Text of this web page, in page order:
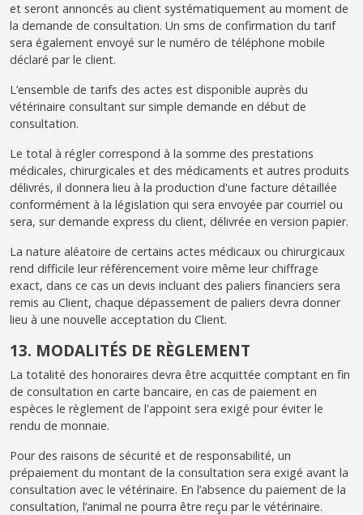
et seront annoncés au client systématiquement au moment de
la demande de consultation. Un sms de confirmation du tarif
sera également envoyé sur le numéro de téléphone mobile
déclaré par le client.
L’ensemble de tarifs des actes est disponible auprès du
vétérinaire consultant sur simple demande en début de
consultation.
Le total à régler correspond à la somme des prestations
médicales, chirurgicales et des médicaments et autres produits
délivrés, il donnera lieu à la production d'une facture détaillée
conformément à la législation qui sera envoyée par courriel ou
sera, sur demande express du client, délivrée en version papier.
La nature aléatoire de certains actes médicaux ou chirurgicaux
rend difficile leur référencement voire même leur chiffrage
exact, dans ce cas un devis incluant des paliers financiers sera
remis au Client, chaque dépassement de paliers devra donner
lieu à une nouvelle acceptation du Client.
13. MODALITÉS DE RÈGLEMENT
La totalité des honoraires devra être acquittée comptant en fin
de consultation en carte bancaire, en cas de paiement en
espèces le règlement de l'appoint sera exigé pour éviter le
rendu de monnaie.
Pour des raisons de sécurité et de responsabilité, un
prépaiement du montant de la consultation sera exigé avant la
consultation avec le vétérinaire. En l’absence du paiement de la
consultation, l’animal ne pourra être reçu par le vétérinaire.